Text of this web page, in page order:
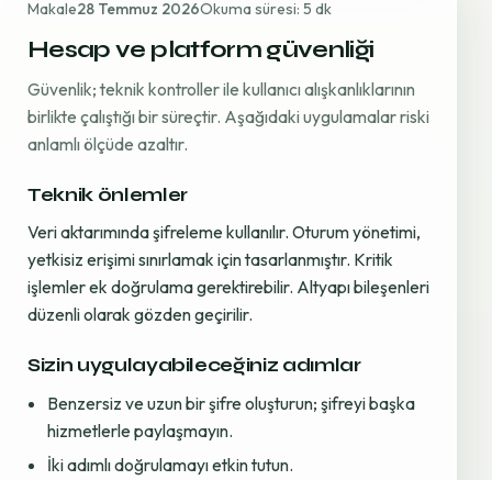
Makale28 Temmuz 2026Okuma süresi: 5 dk
Hesap ve platform güvenliği
Güvenlik; teknik kontroller ile kullanıcı alışkanlıklarının
birlikte çalıştığı bir süreçtir. Aşağıdaki uygulamalar riski
anlamlı ölçüde azaltır.
Teknik önlemler
Veri aktarımında şifreleme kullanılır. Oturum yönetimi,
yetkisiz erişimi sınırlamak için tasarlanmıştır. Kritik
işlemler ek doğrulama gerektirebilir. Altyapı bileşenleri
düzenli olarak gözden geçirilir.
Sizin uygulayabileceğiniz adımlar
Benzersiz ve uzun bir şifre oluşturun; şifreyi başka
hizmetlerle paylaşmayın.
İki adımlı doğrulamayı etkin tutun.